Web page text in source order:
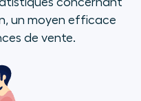
un moyen efficace
de vente.